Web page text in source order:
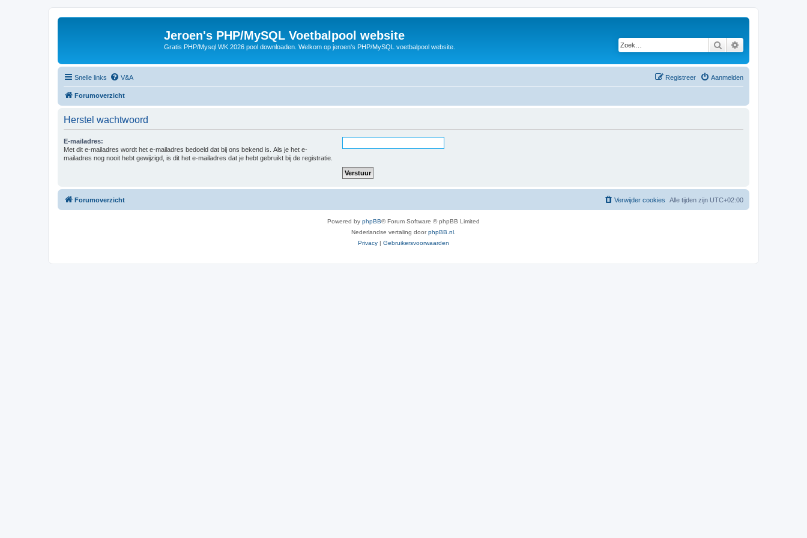
Jeroen's PHP/MySQL Voetbalpool website
Gratis PHP/Mysql WK 2026 pool downloaden. Welkom op jeroen's PHP/MySQL voetbalpool website. Zoek
Snelle links V&A Aanmelden
Registreer
Forumoverzicht
Herstel wachtwoord
E-mailadres:
Met dit e-mailadres wordt het e-mailadres bedoeld dat bij ons bekend is. Als je het e-
mailadres nog nooit hebt gewijzigd, is dit het e-mailadres dat je hebt gebruikt bij de registratie.
Forumoverzicht Alle tijden zijn UTC+02:00
Verwijder cookies
Powered by phpBB® Forum Software © phpBB Limited
Nederlandse vertaling doorphpBB.nl
Privacy | Gebruikersvoorwaarden